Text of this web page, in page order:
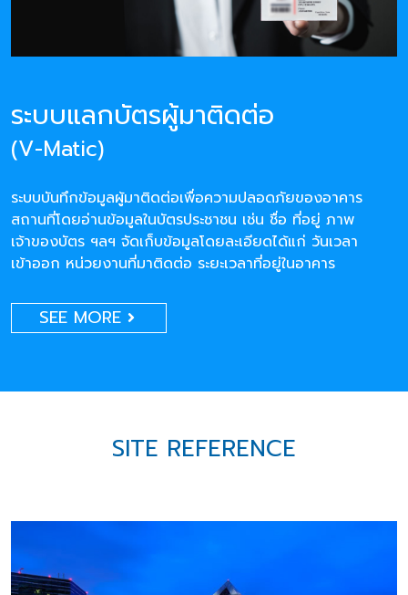
ระบบแลกบัตรผู้มาติดต่อ
(V-Matic)
ระบบบันทึกข้อมูลผู้มาติดต่อเพื่อความปลอดภัยของอาคาร
สถานที่โดยอ่านข้อมูลในบัตรประชาชน เช่น ชื่อ ที่อยู่ ภาพ
เจ้าของบัตร ฯลฯ จัดเก็บข้อมูลโดยละเอียดได้แก่ วันเวลา
เข้าออก หน่วยงานที่มาติดต่อ ระยะเวลาที่อยู่ในอาคาร
SEE MORE
SITE REFERENCE